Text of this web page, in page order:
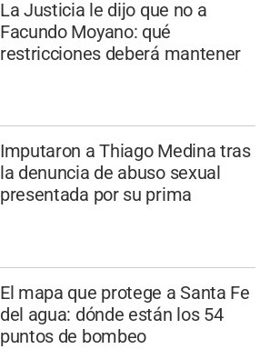
La Justicia le dijo que no a
Facundo Moyano: qué
restricciones deberá mantener
Imputaron a Thiago Medina tras
la denuncia de abuso sexual
presentada por su prima
El mapa que protege a Santa Fe
del agua: dónde están los 54
puntos de bombeo